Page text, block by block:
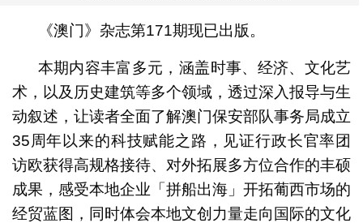
《澳门》杂志第171期现已出版。
本期内容丰富多元，涵盖时事、经济、文化艺
术，以及历史建筑等多个领域，透过深入报导与生
动叙述，让读者全面了解澳门保安部队事务局成立
35周年以来的科技赋能之路，见证行政长官率团
访欧获得高规格接待、对外拓展多方位合作的丰硕
成果，感受本地企业「拼船出海」开拓葡西市场的
经贸蓝图，同时体会本地文创力量走向国际的文化